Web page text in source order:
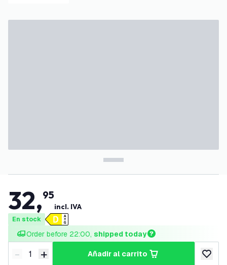
32,95
incl. IVA
En stock
Order before 22:00, shipped today
Disminuir cantidad
- Aumentar cantidad
+ añadir al carrito
añadir